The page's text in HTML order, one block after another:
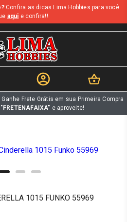
Confira as dicas Lima Hobbies para você.
aqui e confira!!
Frete Grátis em sua Primeira Compra
"FRETENAFAIXA" e aproveite!
1015 FUNKO 55969